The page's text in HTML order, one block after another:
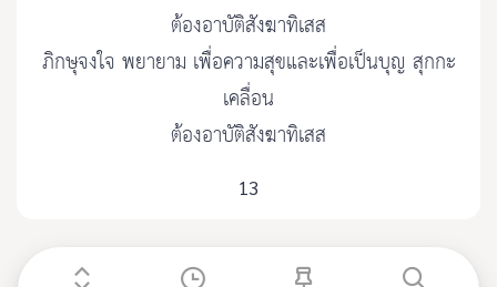
ต้องอาบัติสังฆาทิเสส
ภิกษุจงใจ พยายาม เพื่อความสุขและเพื่อเป็นบุญ สุกกะ
เคลื่อน
ต้องอาบัติสังฆาทิเสส
13